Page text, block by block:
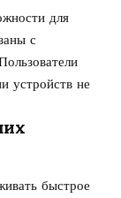
для
с
устройств не
быстрое